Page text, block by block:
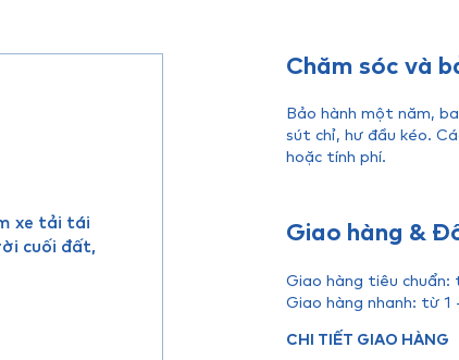
xe tải tái
cuối đất,
Chăm sóc và
Bảo hành một năm,
sút chỉ, hư đầu kéo.
hoặc tính phí.
Giao hàng &
Giao hàng tiêu
Giao hàng nhanh: từ 1
CHI TIẾT GIAO HÀNG